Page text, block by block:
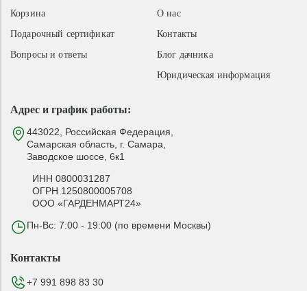
Адрес и график работы:
443022, Российская Федерация,
Самарская область, г. Самара,
Заводское шоссе, 6к1
ИНН 0800031287
ОГРН 1250800005708
ООО «ГАРДЕНМАРТ24»
Пн-Вс: 7:00 - 19:00 (по времени Москвы)
О нас
Контакты
Блог дачника
Юридическая информация
Корзина
Подарочный сертификат
Вопросы и ответы
Контакты
+7 991 898 83 30